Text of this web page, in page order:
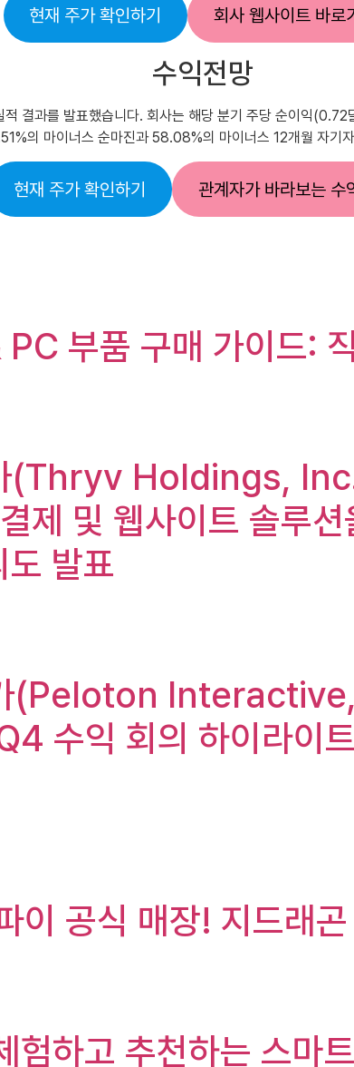
현재 주가 확인하기 회사 웹사이트 바로
수익전망
과를 발표했습니다. 회사는 해당 분기 주당 순이익
의 마이너스 순마진과 58.08%의 마이너스 12개월 자기
현재 주가 확인하기 관계자가 바라보는 수
부품 구매 가이드:
(Thryv Holdings,
및 웹사이트 솔루션
발표
(Peloton Interactive,
수익 회의 하이라이트
이 공식 매장! 지드래
험하고 추천하는 스마